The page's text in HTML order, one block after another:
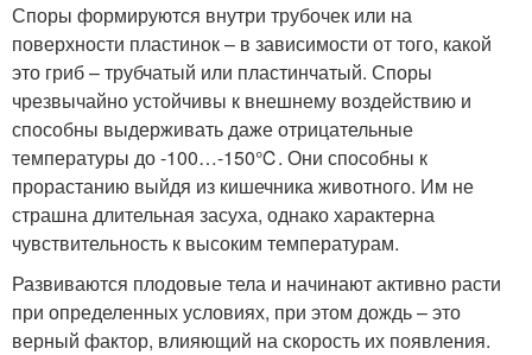
Споры формируются внутри трубочек или на
поверхности пластинок – в зависимости от того, какой
это гриб – трубчатый или пластинчатый. Споры
чрезвычайно устойчивы к внешнему воздействию и
способны выдерживать даже отрицательные
температуры до -100…-150℃. Они способны к
прорастанию выйдя из кишечника животного. Им не
страшна длительная засуха, однако характерна
чувствительность к высоким температурам.
Развиваются плодовые тела и начинают активно расти
при определенных условиях, при этом дождь – это
верный фактор, влияющий на скорость их появления.